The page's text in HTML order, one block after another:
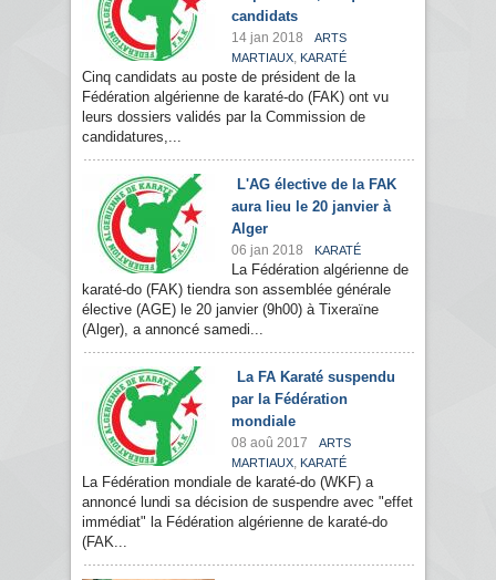
candidats
14 jan 2018
ARTS
MARTIAUX, KARATÉ
Cinq candidats au poste de président de la
Fédération algérienne de karaté-do (FAK) ont vu
leurs dossiers validés par la Commission de
candidatures,...
L'AG élective de la FAK
aura lieu le 20 janvier à
Alger
06 jan 2018 KARATÉ
La Fédération algérienne de
karaté-do (FAK) tiendra son assemblée générale
élective (AGE) le 20 janvier (9h00) à Tixeraïne
(Alger), a annoncé samedi...
La FA Karaté suspendu
par la Fédération
mondiale
08 aoû 2017
ARTS
MARTIAUX, KARATÉ
La Fédération mondiale de karaté-do (WKF) a
annoncé lundi sa décision de suspendre avec "effet
immédiat" la Fédération algérienne de karaté-do
(FAK...